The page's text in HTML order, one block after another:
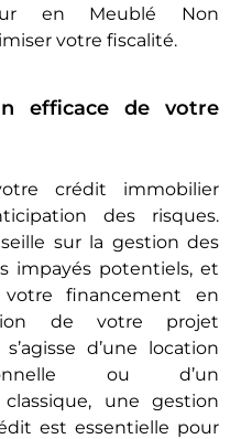
en Meublé Non
votre fiscalité.
efficace de votre
crédit immobilier
des risques.
sur la gestion des
impayés potentiels, et
financement en
de votre projet
d’une location
ou d’un
une gestion
est essentielle pour